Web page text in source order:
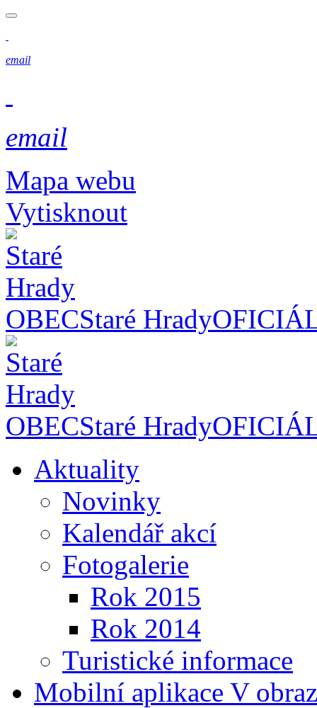
email
email
Mapa webu
Vytisknout
OBECStaré Hrady
OBECStaré Hrady
Aktuality
Novinky
Kalendář akcí
Fotogalerie
Rok 2015
Rok 2014
Turistické informace
Mobilní aplikace V